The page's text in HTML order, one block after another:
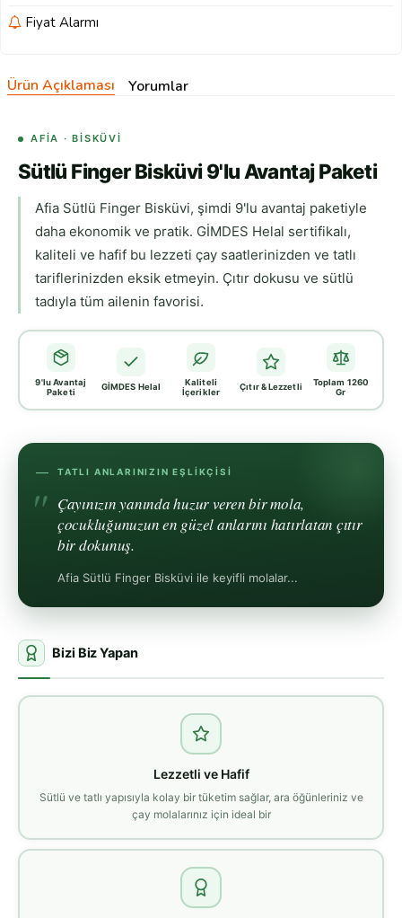
Fiyat Alarmı
Ürün Açıklaması Yorumlar
AFIA · BISKÜVI
Sütlü Finger Bisküvi 9'lu Avantaj Paketi
Afia Sütlü Finger Bisküvi, şimdi 9'lu avantaj paketiyle
daha ekonomik ve pratik. GİMDES Helal sertifikalı,
kaliteli ve hafif bu lezzeti çay saatlerinizden ve tatlı
tariflerinizden eksik etmeyin. Çıtır dokusu ve sütlü
tadıyla tüm ailenin favorisi.
9'lu Avantaj
Paketi
GİMDES Helal
Kaliteli
İçerikler
Çıtır & Lezzetli
Toplam 1260
Gr
TATLI ANLARINIZIN EŞLIKÇISI
Çayınızın yanında huzur veren bir mola,
çocukluğunuzun en güzel anlarını hatırlatan çıtır
bir dokunuş.
Afia Sütlü Finger Bisküvi ile keyifli molalar...
Bizi Biz Yapan
Lezzetli ve Hafif
Sütlü ve tatlı yapısıyla kolay bir tüketim sağlar, ara öğünleriniz ve
çay molalarınız için ideal bir